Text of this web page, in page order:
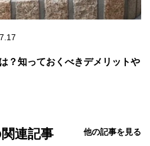
？知っておくべきデメリットや
連記事 他の記事を見る